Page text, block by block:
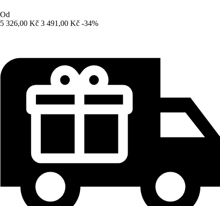
Od
5 326,00 Kč 3 491,00 Kč -34%